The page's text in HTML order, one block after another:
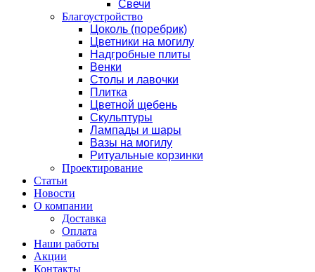
Свечи
Благоустройство
Цоколь (поребрик)
Цветники на могилу
Надгробные плиты
Венки
Столы и лавочки
Плитка
Цветной щебень
Скульптуры
Лампады и шары
Вазы на могилу
Ритуальные корзинки
Проектирование
Статьи
Новости
О компании
Доставка
Оплата
Наши работы
Акции
Контакты